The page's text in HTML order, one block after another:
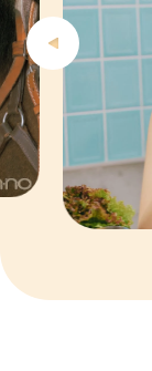
6
7
8
9